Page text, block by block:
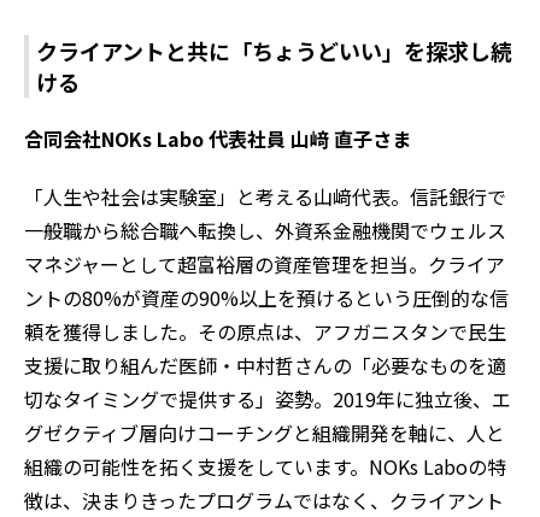
クライアントと共に「ちょうどいい」を探求し続
ける
合同会社NOKs Labo 代表社員 山﨑 直子さま
「人生や社会は実験室」と考える山﨑代表。信託銀行で
一般職から総合職へ転換し、外資系金融機関でウェルス
マネジャーとして超富裕層の資産管理を担当。クライア
ントの80%が資産の90%以上を預けるという圧倒的な信
頼を獲得しました。その原点は、アフガニスタンで民生
支援に取り組んだ医師・中村哲さんの「必要なものを適
切なタイミングで提供する」姿勢。2019年に独立後、エ
グゼクティブ層向けコーチングと組織開発を軸に、人と
組織の可能性を拓く支援をしています。NOKs Laboの特
徴は、決まりきったプログラムではなく、クライアント